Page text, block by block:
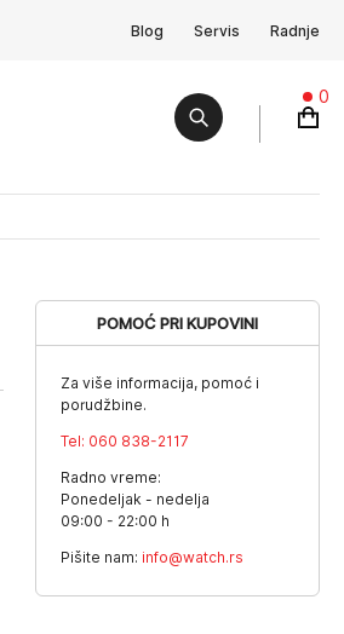
Blog Servis Radnje
0
POMOĆ PRI KUPOVINI
Za više informacija, pomoć i
porudžbine.
Tel: 060 838-2117
Radno vreme:
Ponedeljak - nedelja
09:00 - 22:00 h
Pišite nam: info@watch.rs